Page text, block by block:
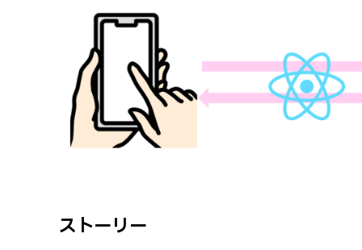
ストーリー